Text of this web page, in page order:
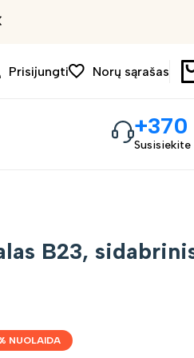
Prisijungti Norų sąrašas
Susisiekite
B23,
NUOLAIDA